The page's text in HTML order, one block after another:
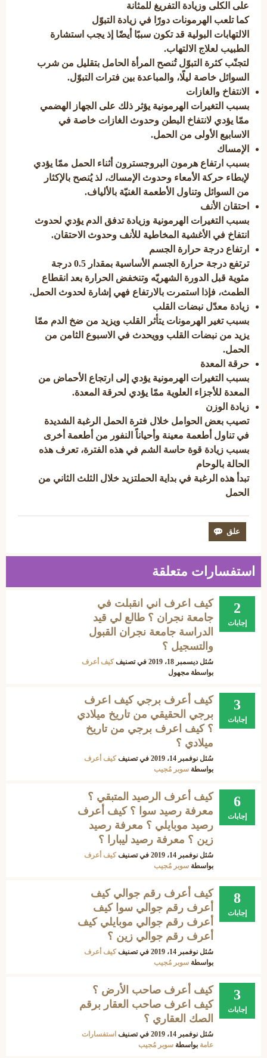
على الكلى وزيادة التفريغ للمثانة
كما تلعب الهرمونات دورًا في زيادة التبوّل
الالتهابات البولية قد تكون سببًا أيضًا إذ يجب استشارة
الطبيب لعلاج الالتهاب.
لتجنّب كثرة التبوّل تُنصح المرأة الحامل بتقليل من شرب
السوائل خاصة ليلًا، والمباعدة بين فترات التبوّل.
الانتفاخ والغازات
بسبب التغيرات الهرمونية يؤثر ذلك على الجهاز الهضمي
ممّا يؤدي لانتفاخ البطن وحدوث الغازات خاصة في
الاسابيع الأولى من الحمل.
الإمساك
بسبب ارتفاع هرمون البروجسترون أثناء الحمل ممّا يؤدي
لإبطاء حركة الأمعاء وحدوث الإمساك، لذ يُنصح بالإكثار
من السوائل وتناول الأطعمة الغنيّة بالألياف.
احتقان الأنف
بسبب التغيرات الهرمونية وزيادة تدفق الدم يؤدي لحدوث
انتفاخ في الأغشية المخاطية للأنف وحدوث الاحتقان.
ارتفاع درجة حرارة الجسم
ترتفع درجة حرارة الجسم الأساسية بمقدار 0.5 درجة
مئوية قبل الدورة الشهريّه وتنخفض الحرارة بعد انقطاع
الطمث، فإذا استمرت بالارتفاع فهي إشارة لحدوث الحمل.
زيادة معدّل نبضات القلب
بسبب تغير الهرمونات يتأثر القلب ويزيد من ضخ الدم ممّا
يزيد من نبضات القلب وويحدث في الاسبوع الثامن من
الحمل.
حرقة المعدة
بسبب التغيرات الهرمونية يؤدي إلى ارتجاع الأحماض من
المعدة للأجزاء العلوية ممّا يؤدي لحرقة المعدة.
زيادة الوزن
تصيب بعض الحوامل خلال فترة الحمل الرغبة الشديدة
في تناول أطعمة معينة وأحياناً النفور من أطعمة أخرى
بسبب زيادة قوة حاسة الشم في هذه الفترة، تعرف هذه
الحالة بالوحام
تبدأ هذه الرغبة في بداية الحملتزيد خلال الثلث الثاني من
الحمل
استفسارات متعلقة
2
إجابات
كيف اعرف اني انقبلت في
جامعة نجران ؟ طالع لي قيد
الدراسة جامعة نجران القبول
والتسجيل ؟
سُئل ديسمبر 18، 2019 في تصنيفكيف أعرف
بواسطة مجهول
3
إجابات
كيف أعرف برجي كيف اعرف
برجي الحقيقي من تاريخ ميلادي
؟ كيف اعرف برجي من تاريخ
ميلادي ؟
سُئل نوفمبر 14، 2019 في تصنيفكيف أعرف
بواسطة سوبر مُجيب
6
إجابات
كيف أعرف الرصيد المتبقي ؟
معرفة رصيد سوا ؟ كيف أعرف
رصيد موبايلي ؟ معرفة رصيد
زين ؟ معرفة رصيد ليبارا ؟
سُئل نوفمبر 14، 2019 في تصنيفكيف أعرف
بواسطة سوبر مُجيب
8
إجابات
كيف أعرف رقم جوالي كيف
أعرف رقم جوالي سوا كيف
أعرف رقم جوالي موبايلي كيف
أعرف رقم جوالي زين ؟
سُئل نوفمبر 14، 2019 في تصنيفكيف أعرف
بواسطة سوبر مُجيب
3
إجابات
كيف أعرف صاحب الأرض ؟
كيف اعرف صاحب العقار برقم
الصك العقاري ؟
سُئل نوفمبر 14، 2019 في تصنيف استفسارات
عامة بواسطة سوبر مُجيب